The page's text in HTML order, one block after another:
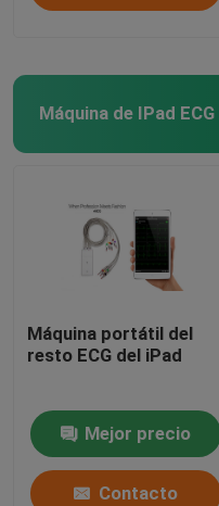
Máquina de IPad ECG
Máquina portátil del
resto ECG del iPad
Mejor precio
Contacto